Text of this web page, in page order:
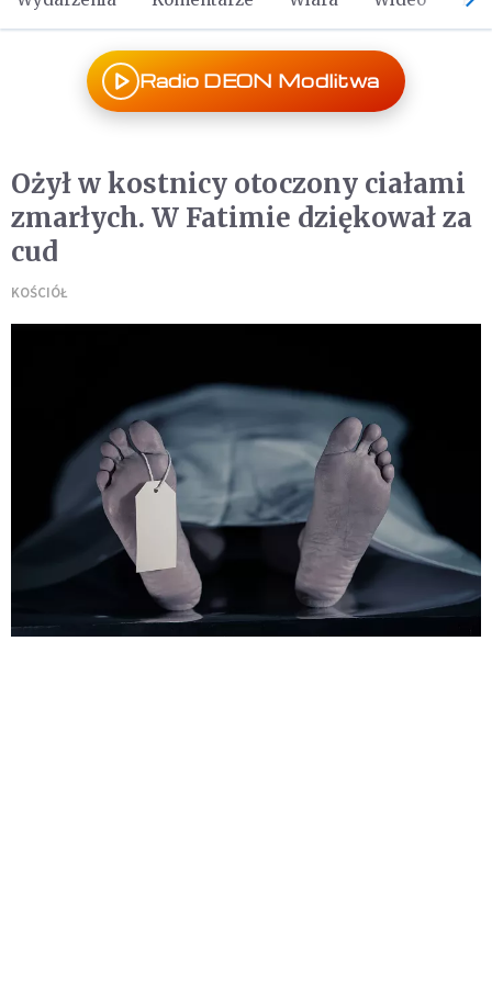
Radio DEON Modlitwa
Ożył w kostnicy otoczony ciałami
zmarłych. W Fatimie dziękował za
cud
KOŚCIÓŁ